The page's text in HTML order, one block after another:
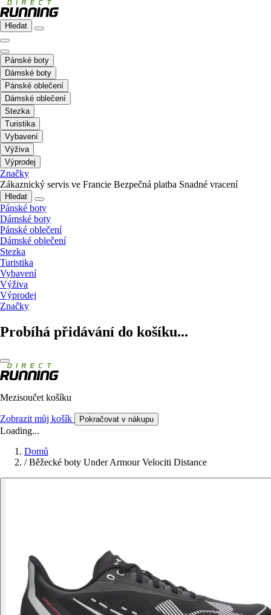
Hledat
Pánské boty
Dámské boty
Pánské oblečení
Dámské oblečení
Stezka
Turistika
Vybavení
Výživa
Výprodej
Značky
Zákaznický servis ve Francie Bezpečná platba Snadné vracení
Hledat
Pánské boty
Dámské boty
Pánské oblečení
Dámské oblečení
Stezka
Turistika
Vybavení
Výživa
Výprodej
Značky
Probíhá přidávání do košíku...
Mezisoučet košíku
Zobrazit můj košík Pokračovat v nákupu
Loading...
Domů
/ Běžecké boty Under Armour Velociti Distance